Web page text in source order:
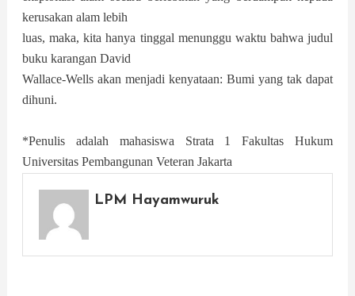
kerusakan alam lebih
luas, maka, kita hanya tinggal menunggu waktu bahwa judul
buku karangan David
Wallace-Wells akan menjadi kenyataan: Bumi yang tak dapat
dihuni.
*Penulis adalah mahasiswa Strata 1 Fakultas Hukum
Universitas Pembangunan Veteran Jakarta
LPM Hayamwuruk